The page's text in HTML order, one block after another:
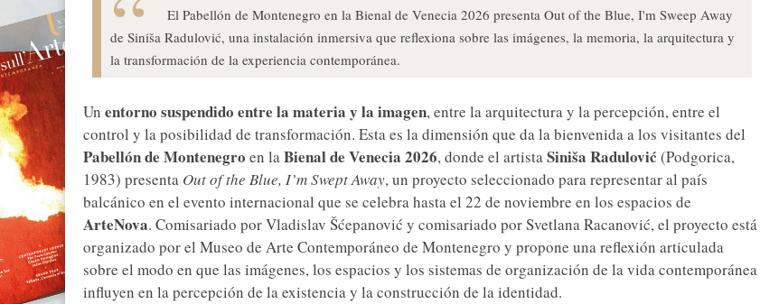
El Pabellón de Montenegro en la Bienal de Venecia 2026 presenta Out of the Blue, I'm Sweep Away
de Siniša Radulović, una instalación inmersiva que reflexiona sobre las imágenes, la memoria, la arquitectura y
la transformación de la experiencia contemporánea.
Un entorno suspendido entre la materia y la imagen, entre la arquitectura y la percepción, entre el
control y la posibilidad de transformación. Esta es la dimensión que da la bienvenida a los visitantes del
Pabellón de Montenegro en laBienal de Venecia 2026, donde el artistaSiniša Radulović (Podgorica,
1983) presenta Out of the Blue, I’m Swept Away, un proyecto seleccionado para representar al país
balcánico en el evento internacional que se celebra hasta el 22 de noviembre en los espacios de
ArteNova. Comisariado por Vladislav Šćepanović y comisariado por Svetlana Racanović, el proyecto está
organizado por el Museo de Arte Contemporáneo de Montenegro y propone una reflexión articulada
sobre el modo en que las imágenes, los espacios y los sistemas de organización de la vida contemporánea
influyen en la percepción de la existencia y la construcción de la identidad.